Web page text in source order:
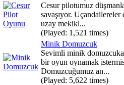
Cesur pilotumuz
savaşıyor. Uçandailereler
uzay mekikl...
(Played: 1,521 times)
Minik Domuzcuk
Sevimli minik
bir oyun oynamak
Domuzcuğumuz an...
(Played: 5,622 times)